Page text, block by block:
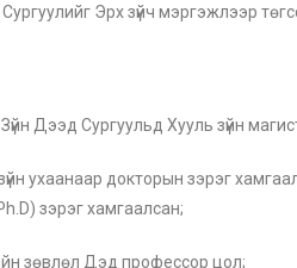
Эрх зүйч мэргэжлээр
Дээд Сургуульд Хууль зүйн
ухаанаар докторын зэрэг
зэрэг хамгаалсан;
зөвлөл Дэд профессор цол;